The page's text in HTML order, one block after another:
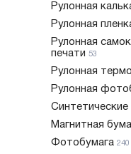
Рулонная
Рулонная
Рулонная
печати 53
Рулонная
Рулонная
Магнитная
Фотобумага 240